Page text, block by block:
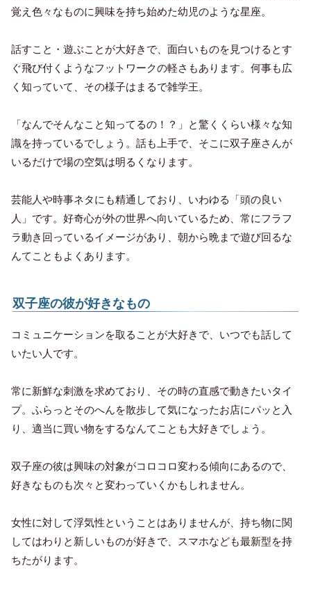
覚え色々なものに興味を持ち始めた幼児のような星座。
話すこと・遊ぶことが大好きで、面白いものを見つけるとす
ぐ飛び付くようなフットワークの軽さもあります。何事も広
く知っていて、その様子はまるで雑学王。
「なんでそんなこと知ってるの！？」と驚くくらい様々な知
識を持っているでしょう。話も上手で、そこに双子座さんが
いるだけで場の空気は明るくなります。
芸能人や時事ネタにも精通しており、いわゆる「頭の良い
人」です。好奇心が外の世界へ向いているため、常にフラフ
ラ動き回っているイメージがあり、朝から晩まで遊び回るな
んてこともよくあります。
双子座の彼が好きなもの
コミュニケーションを取ることが大好きで、いつでも話して
いたい人です。
常に新鮮な刺激を求めており、その時の直感で動きたいタイ
プ。ふらっとそのへんを散歩して気になったお店にパッと入
り、適当に買い物をするなんてことも大好きでしょう。
双子座の彼は興味の対象がコロコロ変わる傾向にあるので、
好きなものも次々と変わっていくかもしれません。
女性に対して浮気性ということはありませんが、持ち物に関
してはわりと新しいものが好きで、スマホなども最新型を持
ちたがります。